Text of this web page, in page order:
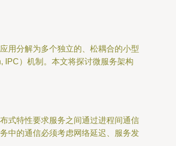
用分解为多个独立的、松耦合的小型
IPC）机制。本文将探讨微服务架构
式特性要求服务之间通过进程间通信
中的通信必须考虑网络延迟、服务发